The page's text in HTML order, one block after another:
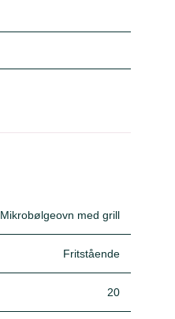
Mikrobølgeovn med grill
Fritstående
20